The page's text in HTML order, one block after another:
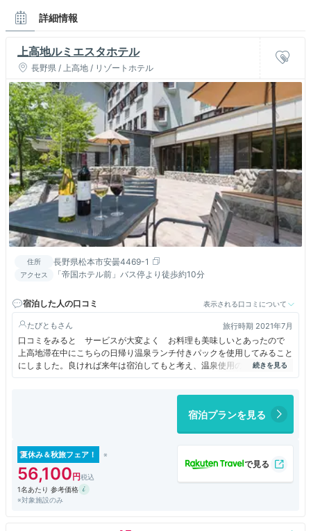
詳細情報
上高地ルミエスタホテル
長野県 / 上高地 / リゾートホテル
住所 長野県松本市安曇4469-1
アクセス 「帝国ホテル前」バス停より徒歩約10分
宿泊した人の口コミ 表示される口コミについて
たびとも 旅行時期 2021年7月
口コミをみると サービスが大変よく お料理も美味しいとあったので
上高地滞在中にこちらの日帰り温泉ランチ付きパックを使用してみること
にしました。良ければ来年は宿泊してもと考え、温泉使用のみなら2200
円という わりと高いめの入浴料金設定であり期待しました。
りました。カランが5つしかないのですが、入場制限されてないので 空
衣室も小さいので ロッカーが密になり 混む時は使いにくかったです。
タオルを更衣室のタオル返却にいれ、袋〔カバンタイプ〕をフロントに返
しに行くと これはさしあげたものですとのこと。初めに言ってくれれ
ば 主人も もらったのに、タオルの所に返却したわと。あと2200円と
宿泊プランを見る
夏休み＆秋旅フェア！
56,100
1名あたり 参考価格
※対象施設のみ